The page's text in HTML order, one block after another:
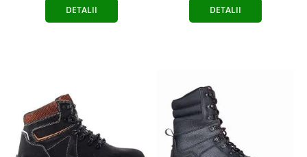
DETALII DETALII